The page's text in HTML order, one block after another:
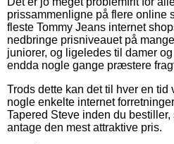
prissammenligne på flere online
fleste Tommy Jeans internet
nedbringe prisniveauet på
juniorer, og ligeledes til damer
endda nogle gange præstere
Trods dette kan det til hver en
nogle enkelte internet
Tapered Steve inden du
antage den mest attraktive pris.